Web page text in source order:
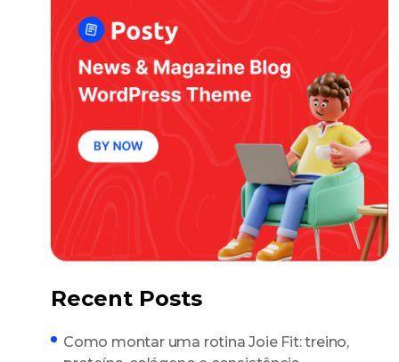
Recent Posts
Como montar uma rotina Joie Fit: treino,